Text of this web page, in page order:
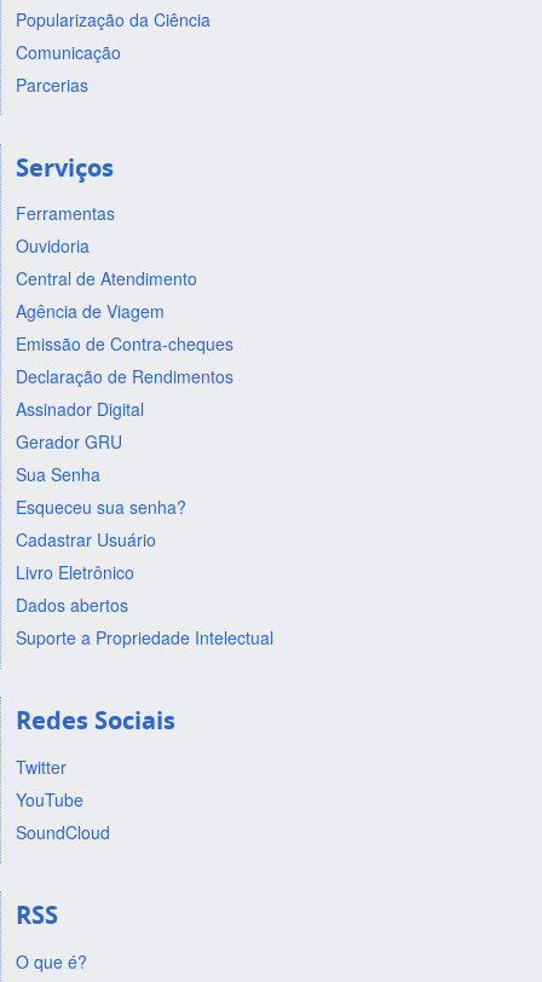
Popularização da Ciência
Comunicação
Parcerias
Serviços
Ferramentas
Ouvidoria
Central de Atendimento
Agência de Viagem
Emissão de Contra-cheques
Declaração de Rendimentos
Assinador Digital
Gerador GRU
Sua Senha
Esqueceu sua senha?
Cadastrar Usuário
Livro Eletrônico
Dados abertos
Suporte a Propriedade Intelectual
Redes Sociais
Twitter
YouTube
SoundCloud
RSS
O que é?